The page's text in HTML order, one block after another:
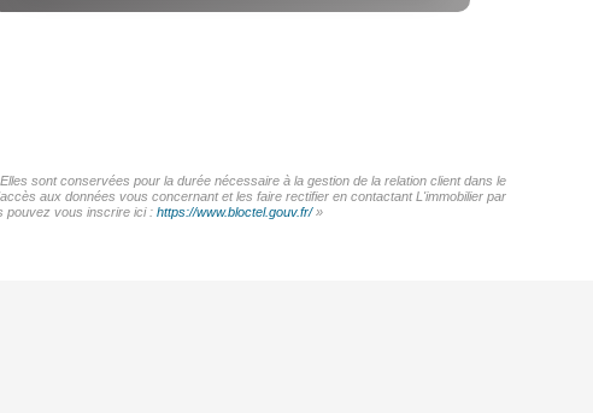
sont conservées pour la durée nécessaire à la gestion de la relation client dans le
aux données vous concernant et les faire rectifier en contactant L'immobilier par
pouvez vous inscrire ici : https://www.bloctel.gouv.fr/»